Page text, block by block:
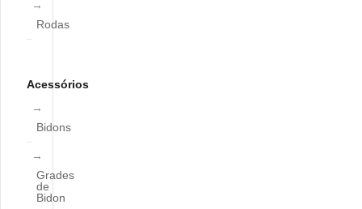
Rodas
Acessórios
Bidons
Grades
de
Bidon